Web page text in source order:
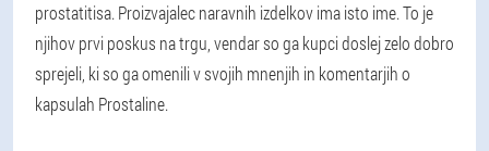
prostatitisa. Proizvajalec naravnih izdelkov ima isto ime. To je
njihov prvi poskus na trgu, vendar so ga kupci doslej zelo dobro
sprejeli, ki so ga omenili v svojih mnenjih in komentarjih o
kapsulah Prostaline.